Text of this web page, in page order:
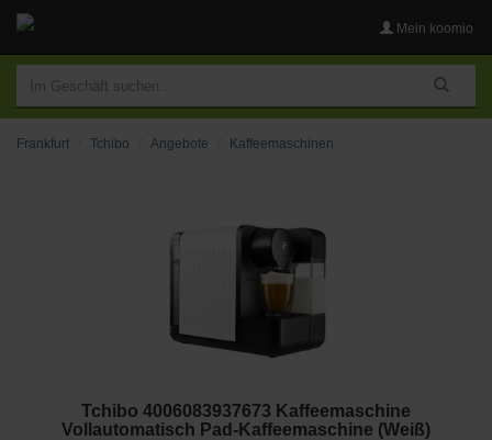
Mein koomio
Frankfurt Tchibo Angebote Kaffeemaschinen
Tchibo 4006083937673 Kaffeemaschine
Vollautomatisch Pad-Kaffeemaschine (Weiß)